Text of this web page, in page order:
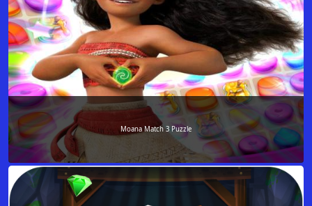
Moana Match 3 Puzzle